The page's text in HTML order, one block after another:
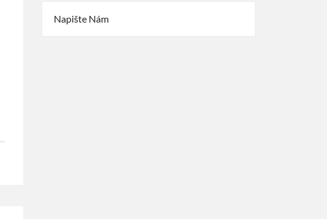
Napište Nám